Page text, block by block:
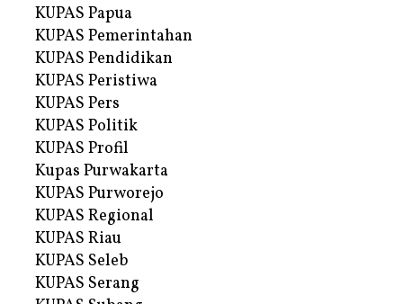
KUPAS Papua
KUPAS Pemerintahan
KUPAS Pendidikan
KUPAS Peristiwa
KUPAS Pers
KUPAS Politik
KUPAS Profil
Kupas Purwakarta
KUPAS Purworejo
KUPAS Regional
KUPAS Riau
KUPAS Seleb
KUPAS Serang